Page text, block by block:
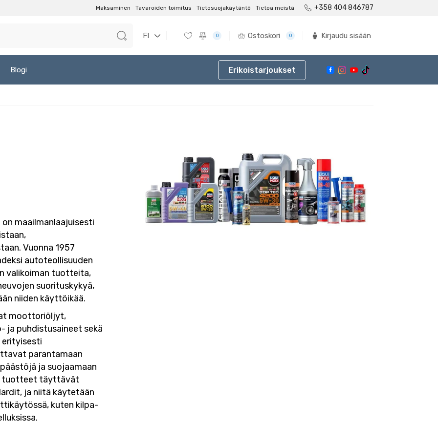
Maksaminen Tavaroiden toimitus Tietosuojakäytäntö Tietoa meistä +358 404 846787
FI 0 Ostoskori 0 Kirjaudu sisään
Blogi Erikoistarjoukset
maailmanlaajuisesti
Vuonna 1957
autoteollisuuden
valikoiman tuotteita,
suorituskykyä,
niiden käyttöikää.
moottoriöljyt,
ja puhdistusaineet sekä
erityisesti
parantamaan
ja suojaamaan
tuotteet täyttävät
ja niitä käytetään
kuten kilpa-